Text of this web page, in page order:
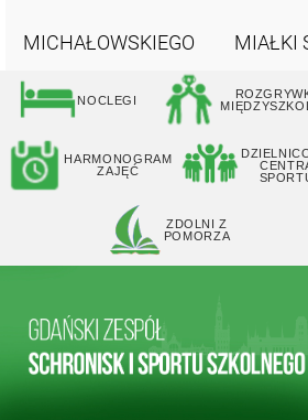
MICHAŁOWSKIEGO MIAŁKI
NOCLEGI
HARMONOGRAM
ZAJĘĆ
ZDOLNI Z
POMORZA